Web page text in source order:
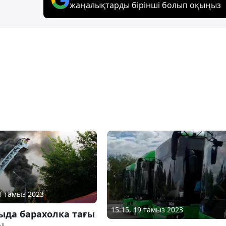
жаңалықтарды бірінші болып оқыңыз
тамыз 2023
барахолка тағы
15:15, 19 тамыз 2023